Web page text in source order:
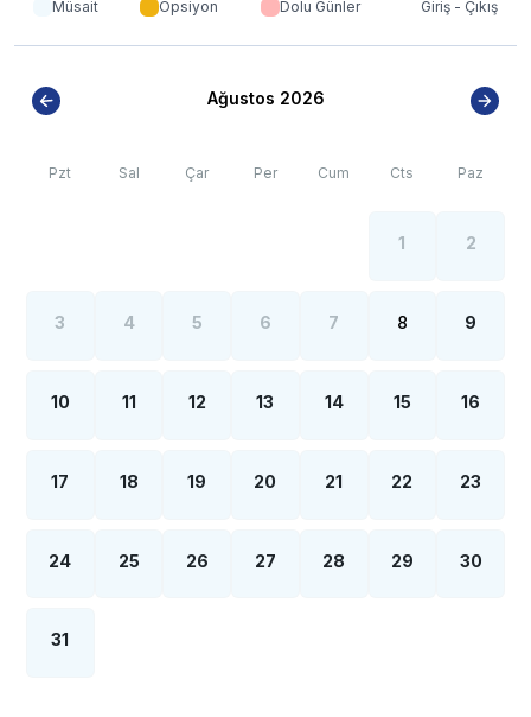
Müsait Opsiyon Dolu Günler Giriş - Çıkış
Ağustos 2026
Pzt Sal Çar Per Cum Cts Paz
1 2
3 4 5 6 7 8 9
10 11 12 13 14 15 16
17 18 19 20 21 22 23
24 25 26 27 28 29 30
31